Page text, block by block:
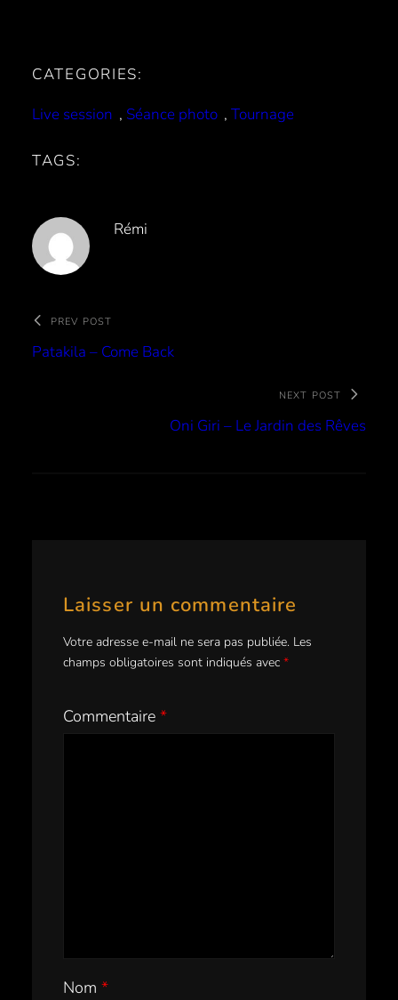
CATEGORIES:
Live session , Séance photo , Tournage
TAGS:
Rémi
PREV POST
Patakila – Come Back
NEXT POST
Oni Giri – Le Jardin des Rêves
Laisser un commentaire
Votre adresse e-mail ne sera pas publiée. Les
champs obligatoires sont indiqués avec *
Commentaire *
Nom *